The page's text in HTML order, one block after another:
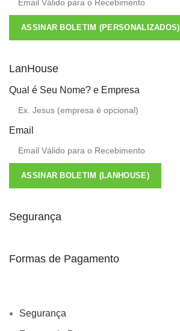
ASSINAR BOLETIM (PERSONALIZADOS)
LanHouse
Qual é Seu Nome? e Empresa
Email
ASSINAR BOLETIM (LANHOUSE)
Segurança
Formas de Pagamento
Segurança